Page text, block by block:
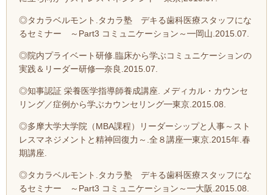
◎タカラベルモント.タカラ塾 デキる歯科医療スタッフにな
るセミナー ～Part3 コミュニケーション～━岡山.2015.07.
◎院内プライベート研修.臨床から学ぶコミュニケーションの
実践＆リーダー研修━奈良.2015.07.
◎知事認証 栄養医学指導師養成講座. メディカル・カウンセ
リング／症例から学ぶカウンセリング━東京.2015.08.
◎多摩大学大学院（MBA課程）リーダーシップと人事～スト
レスマネジメントと精神回復力～.全８講座━東京.2015年.春
期講座.
◎タカラベルモント.タカラ塾 デキる歯科医療スタッフにな
るセミナー ～Part3 コミュニケーション～━大阪.2015.08.